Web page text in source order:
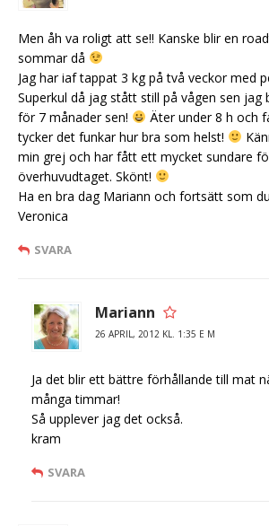
Men åh va roligt att se!! Kanske blir en
sommar då
Jag har iaf tappat 3 kg på två veckor med
Superkul då jag stått still på vågen sen jag
för 7 månader sen!
Äter under 8 h och
tycker det funkar hur bra som helst!
min grej och har fått ett mycket sundare
överhuvudtaget. Skönt!
Ha en bra dag Mariann och fortsätt som
Veronica
SVARA
Mariann
26 APRIL, 2012 KL. 1:35 E M
Ja det blir ett bättre förhållande till mat
många timmar!
Så upplever jag det också.
kram
SVARA